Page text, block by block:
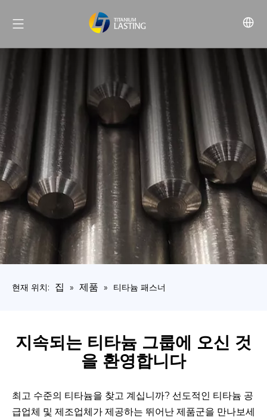
현재 위치: 집 » 제품 » 티타늄 패스너
지속되는 티타늄 그룹에 오신 것
을 환영합니다
최고 수준의 티타늄을 찾고 계십니까? 선도적인 티타늄 공
급업체 및 제조업체가 제공하는 뛰어난 제품군을 만나보세